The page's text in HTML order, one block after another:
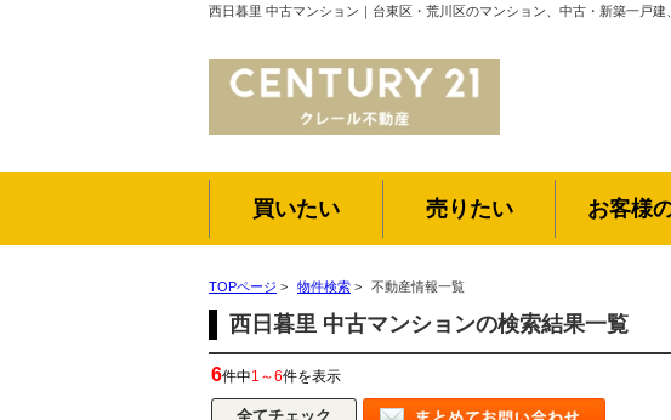
西日暮里 中古マンション｜台東区・荒川区のマンション、中古・新築一戸
買いたい 売りたい お客様
TOPページ > 物件検索 > 不動産情報一覧
西日暮里 中古マンションの検索結果一覧
6件中1～6件を表示